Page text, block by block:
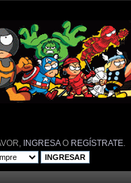
INGRESAO REGÍSTRATE